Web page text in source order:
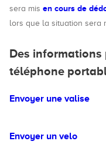
sera mis en cours de
lors que la situation sera
Des informations
téléphone
Envoyer une valise
Envoyer un velo